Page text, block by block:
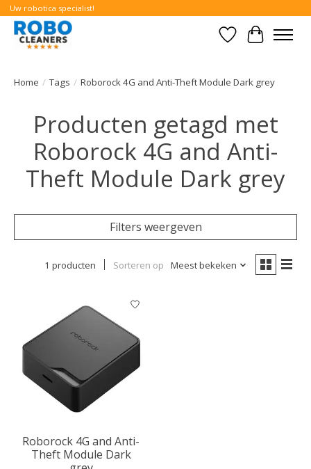
Uw robotica specialist!
Verlanglijst
Home / Tags / Roborock 4G and Anti-Theft Module Dark grey
Producten getagd met
Roborock 4G and Anti-
Theft Module Dark grey
Filters weergeven
1 producten Sorteren op Meest bekeken
Roborock 4G and Anti-
Theft Module Dark